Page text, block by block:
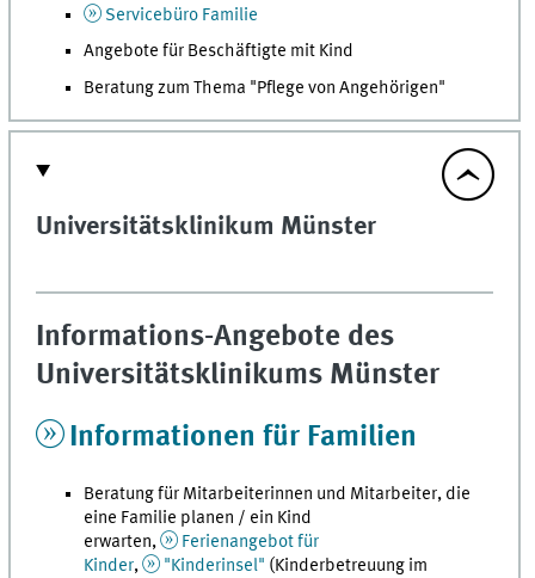
Servicebüro Familie
Angebote für Beschäftigte mit Kind
Beratung zum Thema "Pflege von Angehörigen"
Universitätsklinikum Münster
Informations-Angebote des
Universitätsklinikums Münster
Informationen für Familien
Beratung für Mitarbeiterinnen und Mitarbeiter, die
eine Familie planen / ein Kind
erwarten,
Ferienangebot für
Kinder, "Kinderinsel" (Kinderbetreuung im